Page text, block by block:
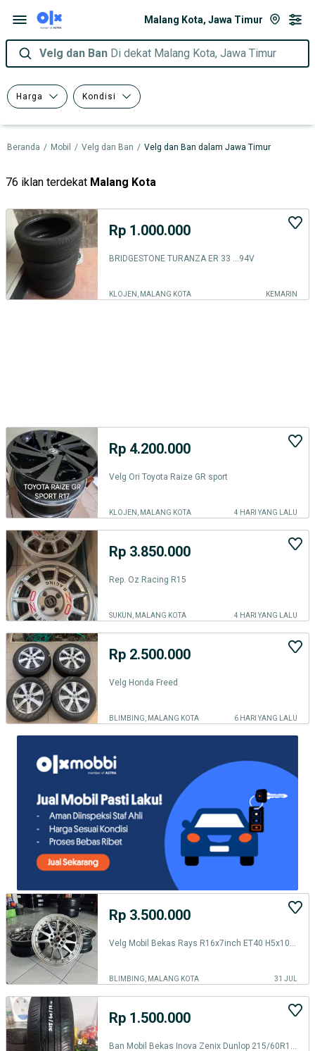
Malang Kota, Jawa Timur
Velg dan Ban Di dekat Malang Kota, Jawa Timur
Harga Kondisi
Beranda / Mobil / Velg dan Ban / Velg dan Ban dalam Jawa Timur
76 iklan terdekat Malang Kota
Rp 1.000.000
BRIDGESTONE TURANZA ER 33 ...94V
KLOJEN, MALANG KOTA KEMARIN
Rp 4.200.000
Velg Ori Toyota Raize GR sport
KLOJEN, MALANG KOTA 4 HARI YANG LALU
Rp 3.850.000
Rep. Oz Racing R15
SUKUN, MALANG KOTA 4 HARI YANG LALU
Rp 2.500.000
Velg Honda Freed
BLIMBING, MALANG KOTA 6 HARI YANG LALU
Rp 3.500.000
BLIMBING, MALANG KOTA 31 JUL
Rp 1.500.000